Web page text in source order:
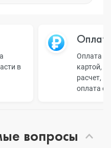
в
Оплата
картой,
расчет,
оплата
вопросы